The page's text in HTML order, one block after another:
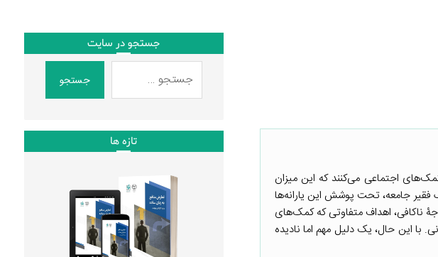
داخلی را صرف کمک‌های اجتماعی می‌کنند که این میزان
با این حال، تنها ۵۴ درصد از پنج چندک فقیر جامعه، تحت پوشش این یارانه‌ها
ناکافی، اهداف متفاوتی که کمک‌های
با این حال، یک دلیل مهم اما نادیده
جستجو در سایت
جستجو
تازه ها